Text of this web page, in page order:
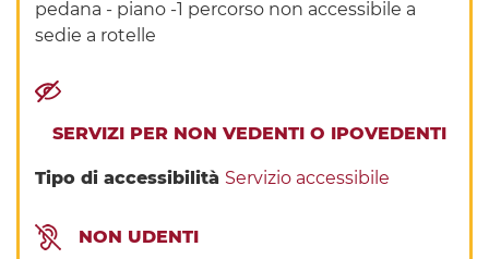
pedana - piano -1 percorso non accessibile a
sedie a rotelle
SERVIZI PER NON VEDENTI O IPOVEDENTI
Tipo di accessibilità Servizio accessibile
NON UDENTI